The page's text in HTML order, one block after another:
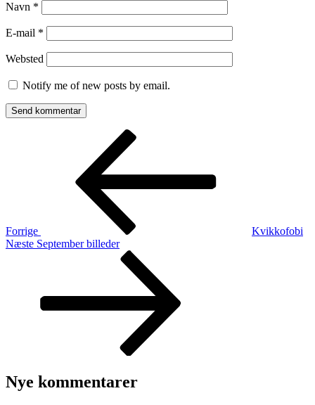
Navn *
E-mail *
Websted
Notify me of new posts by email.
Indlægsnavigation
Forrige
Kvikkofobi
Næste
Næste September billeder
Nye kommentarer